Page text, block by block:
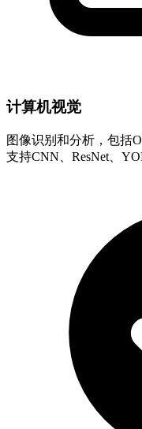
计算机视觉
图像识别和分析，包括
支持CNN、ResNet、